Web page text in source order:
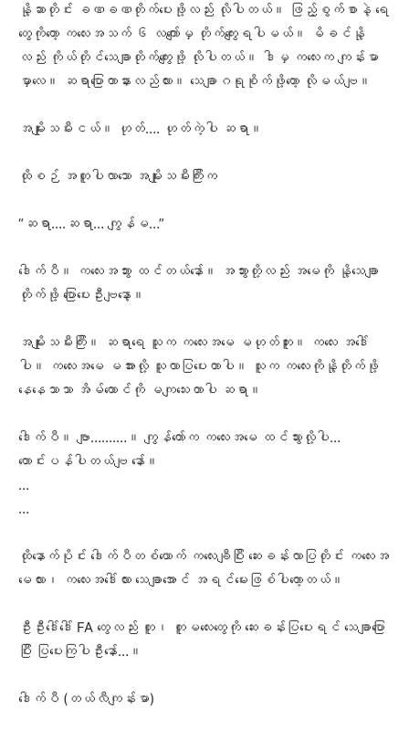
နို့ဆာတိုင်း ခဏခဏတိုက်ပေးဖို့လည်း လိုပါတယ်။ ဖြည့်စွက်စာနဲ့ ရေ
တွေကိုတော့ ကလေးအသက် ၆ လကျော်မှ တိုက်ကျွေးရပါမယ်။ မိခင်နို့
လည်း ကိုယ်တိုင်သေချာတိုက်ကျွေးဖို့ လိုပါတယ်။ ဒါမှ ကလေးက ကျန်းမာ
မှာလေ။ ဆရာပြောတာနားလည်လား။ သေချာဂရုစိုက်ဖို့တော့ လိုမယ်ဗျ။
အမျိုးသမီးငယ်။ ဟုတ်…. ဟုတ်ကဲ့ပါ ဆရာ။
ထိုစဉ် အတူပါလာသော အမျိုးသမီးကြီးက
“ဆရာ….ဆရာ… ကျွန်မ…”
ဒေါက်ပီ။ ကလေးအဘွား ထင်တယ်နော်။ အဘွားတို့လည်း အမေကို နို့သေချာ
တိုက်ဖို့ ပြောပေးဦးဗျနော့။
အမျိုးသမီးကြီး။ ဆရာရေ သူက ကလေးအမေ မဟုတ်ဘူး။ ကလေး အဒေါ်
ပါ။ ကလေးအမေ မအားလို့ သူလာပြပေးတာပါ။ သူက ကလေးကိုနို့တိုက်ဖို့
နေနေသာသာ အိမ်ထောင်ကို မကျသေးတာပါ ဆရာ။
ဒေါက်ပီ။ ဗျာ…….…။ ကျွန်တော်က ကလေးအမေ ထင်သွားလို့ပါ…
တောင်းပန်ပါတယ်ဗျ နော်။
…
…
ထိုနောက်ပိုင်း ဒေါက်ပီတစ်ယောက် ကလေးချီပြီး ဆေးခန်းလာပြတိုင်း ကလေးအ
မေလား၊ ကလေးအဒေါ်လား သေချာအောင် အရင်မေးဖြစ်ပါတော့တယ်။
ဦးဦးဒေါ်ဒေါ် FA တွေလည်း တူ၊ တူမလေးတွေကို ဆေးခန်းပြပေးရင် သေချာပြော
ပြီး ပြပေးကြပါဦးနော်…။
ဒေါက်ပီ (တယ်လီကျန်းမာ)